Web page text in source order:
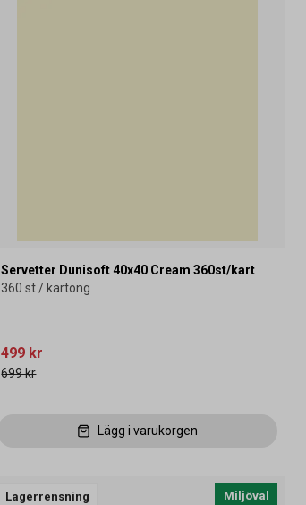
Servetter Dunisoft 40x40 Cream 360st/kart
360 st / kartong
499 kr
699 kr
Lägg i varukorgen
Lagerrensning Miljöval